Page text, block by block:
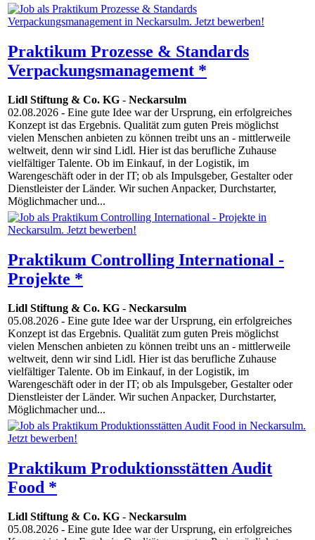
Praktikum Prozesse & Standards
Verpackungsmanagement *
Lidl Stiftung & Co. KG - Neckarsulm
02.08.2026 - Eine gute Idee war der Ursprung, ein erfolgreiches
Konzept ist das Ergebnis. Qualität zum guten Preis möglichst
vielen Menschen anbieten zu können treibt uns an - mittlerweile
weltweit, denn wir sind Lidl. Hier ist das berufliche Zuhause
vielfältiger Talente. Ob im Einkauf, in der Logistik, im
Warengeschäft oder in der IT; ob als Impulsgeber, Gestalter oder
Dienstleister der Länder. Wir suchen Anpacker, Durchstarter,
Möglichmacher und...
Praktikum Controlling International -
Projekte *
Lidl Stiftung & Co. KG - Neckarsulm
05.08.2026 - Eine gute Idee war der Ursprung, ein erfolgreiches
Konzept ist das Ergebnis. Qualität zum guten Preis möglichst
vielen Menschen anbieten zu können treibt uns an - mittlerweile
weltweit, denn wir sind Lidl. Hier ist das berufliche Zuhause
vielfältiger Talente. Ob im Einkauf, in der Logistik, im
Warengeschäft oder in der IT; ob als Impulsgeber, Gestalter oder
Dienstleister der Länder. Wir suchen Anpacker, Durchstarter,
Möglichmacher und...
Praktikum Produktionsstätten Audit
Food *
Lidl Stiftung & Co. KG - Neckarsulm
05.08.2026 - Eine gute Idee war der Ursprung, ein erfolgreiches